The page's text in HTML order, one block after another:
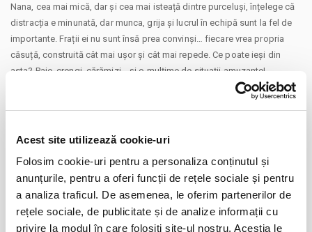
Acest site utilizează cookie-uri
Folosim cookie-uri pentru a personaliza conținutul și
anunțurile, pentru a oferi funcții de rețele sociale și pentru
a analiza traficul. De asemenea, le oferim partenerilor de
rețele sociale, de publicitate și de analize informații cu
privire la modul în care folosiți site-ul nostru. Aceștia le
Nana, cea mai mică, dar și cea mai isteață dintre purceluși, înțelege că
distracția e minunată, dar munca, grija și lucrul în echipă sunt la fel de
importante. Frații ei nu sunt însă prea convinși… fiecare vrea propria
căsuță, construită cât mai ușor și cât mai repede. Ce poate ieși din
asta? Paie, crengi, cărămizi… și o mulțime de situații amuzante!
Cu cântece antrenante, personaje savuroase, replici care stârnesc râsul
și multă interacțiune cu copiii din sală, povestea clasică a celor trei
Lulu? Nu este chiar atât de fioros pe cât se crede…
mici, dar savurat din plin și de cei mari.
Un final vesel, o lecție importantă și o invitație la cântat și joacă pentru
toată sala – pentru că, până la urmă, poveștile frumoase se trăiesc cel
mai bine împreună.
CONTINUARE
Distribuie aceasta pagina